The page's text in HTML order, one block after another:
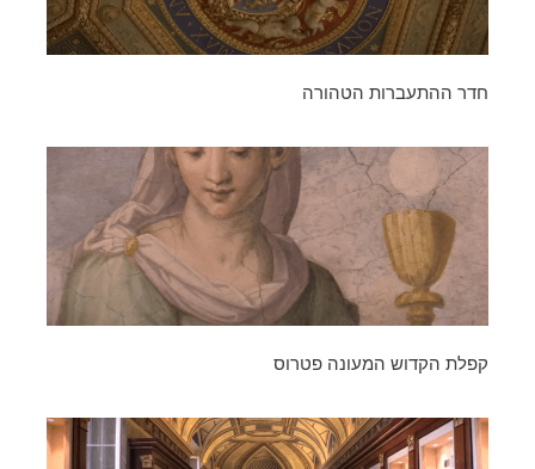
חדר ההתעברות הטהורה
קפלת הקדוש המעונה פטרוס